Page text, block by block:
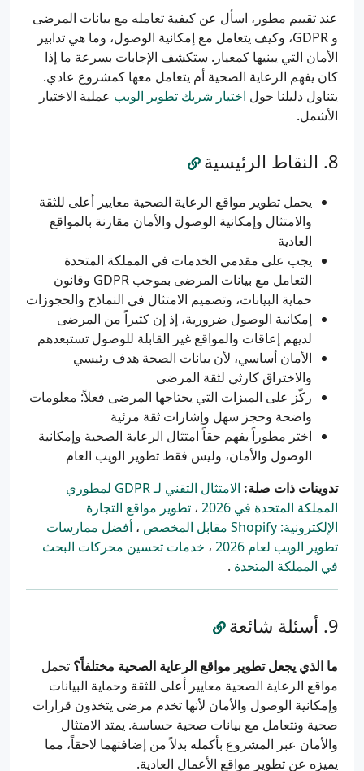
عند تقييم مطور، اسأل عن كيفية تعامله مع بيانات المرضى
و GDPR، وكيف يتعامل مع إمكانية الوصول، وما هي تدابير
الأمان التي يبنيها كمعيار. ستكشف الإجابات بسرعة ما إذا
كان يفهم الرعاية الصحية أم يتعامل معها كمشروع عادي.
يتناول دليلنا حول اختيار شريك تطوير الويب عملية الاختيار
الأشمل.
النقاط الرئيسية
يحمل تطوير مواقع الرعاية الصحية معايير أعلى للثقة
والامتثال وإمكانية الوصول والأمان مقارنة بالمواقع
العادية
يجب على مقدمي الخدمات في المملكة المتحدة
التعامل مع بيانات المرضى بموجب GDPR وقانون
حماية البيانات، وتصميم الامتثال في النماذج والحجوزات
إمكانية الوصول ضرورية، إذ إن كثيراً من المرضى
لديهم إعاقات والمواقع غير القابلة للوصول تستبعدهم
الأمان أساسي، لأن بيانات الصحة هدف رئيسي
والاختراق كارثي لثقة المرضى
ركّز على الميزات التي يحتاجها المرضى فعلاً: معلومات
واضحة وحجز سهل وإشارات ثقة مرئية
اختر مطوراً يفهم حقاً امتثال الرعاية الصحية وإمكانية
الوصول والأمان، وليس فقط تطوير الويب العام
تدوينات ذات صلة:
الامتثال التقني لـ GDPR لمطوري
المملكة المتحدة في 2026
، تطوير مواقع التجارة
الإلكترونية: Shopify مقابل المخصص
، أفضل ممارسات
تطوير الويب لعام 2026
، خدمات تحسين محركات البحث
في المملكة المتحدة .
أسئلة شائعة
ما الذي يجعل تطوير مواقع الرعاية الصحية مختلفاً؟ تحمل
مواقع الرعاية الصحية معايير أعلى للثقة وحماية البيانات
وإمكانية الوصول والأمان لأنها تخدم مرضى يتخذون قرارات
صحية وتتعامل مع بيانات صحية حساسة. يمتد الامتثال
والأمان عبر المشروع بأكمله بدلاً من إضافتهما لاحقاً، مما
يميزه عن تطوير مواقع الأعمال العادية.